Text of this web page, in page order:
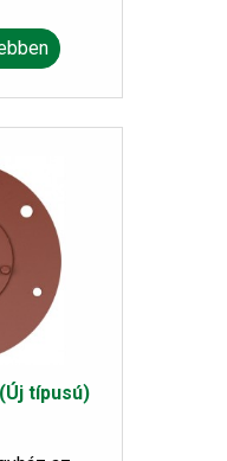
típusú)